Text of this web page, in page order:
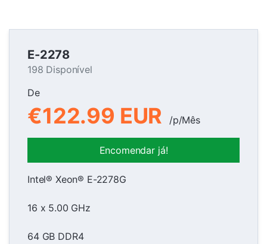
E-2278
198 Disponível
De
€122.99 EUR /p/Mês
Encomendar já!
Intel® Xeon® E-2278G
16 x 5.00 GHz
64 GB DDR4